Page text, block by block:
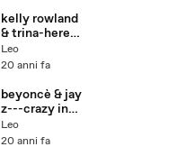
kelly rowland
& trina-here
we go again
Leo
20 anni fa
beyoncè & jay
z---crazy in
love74
Leo
20 anni fa